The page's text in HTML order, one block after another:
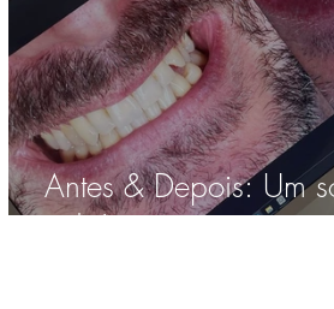
Antes & Depois: Um
tudo!